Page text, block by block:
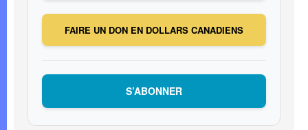
FAIRE UN DON EN DOLLARS CANADIENS
S’ABONNER